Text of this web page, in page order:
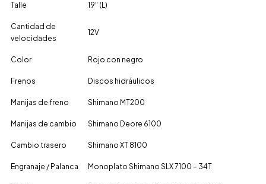
Talle 19″ (L)
Cantidad de
velocidades
12V
Color Rojo con negro
Frenos Discos hidráulicos
Manijas de freno Shimano MT200
Manijas de cambio Shimano Deore 6100
Cambio trasero Shimano XT 8100
Engranaje / Palanca Monoplato Shimano SLX 7100 – 34T